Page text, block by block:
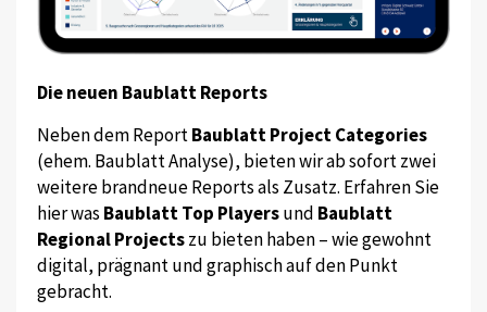
Die neuen Baublatt Reports
Neben dem ReportBaublatt Project Categories
(ehem. Baublatt Analyse), bieten wir ab sofort zwei
weitere brandneue Reports als Zusatz. Erfahren Sie
hier was Baublatt Top Playersund Baublatt
Regional Projectszu bieten haben – wie gewohnt
digital, prägnant und graphisch auf den Punkt
gebracht.